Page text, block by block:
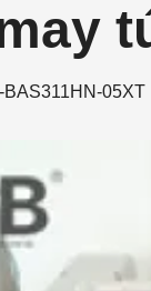
BAS311HN-05XT